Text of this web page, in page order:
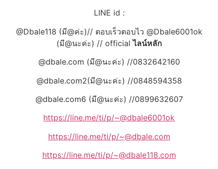
LINE id :
@Dbale118 (มี@ค่ะ)// ตอบเร็วตอบไว @Dbale6001ok
(มี@นะค่ะ) // officialไลน์หลัก
@dbale.com (มี@นะค่ะ) //0832642160
@dbale.com2(มี@นะค่ะ) //0848594358
@dbale.com6 (มี@นะค่ะ) //0899632607
https://line.me/ti/p/~@dbale6001ok
https://line.me/ti/p/~@dbale.com
https://line.me/ti/p/~@dbale118.com